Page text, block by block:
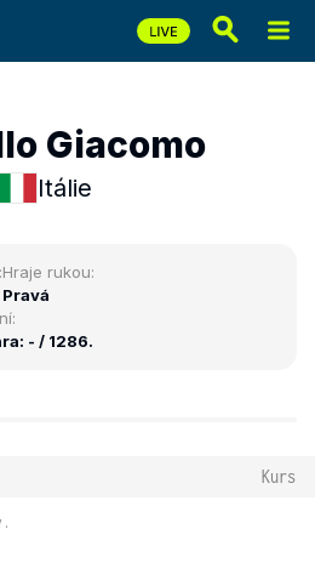
Giacomo
Itálie
Hraje rukou:
Pravá
- / 1286.
Kurs